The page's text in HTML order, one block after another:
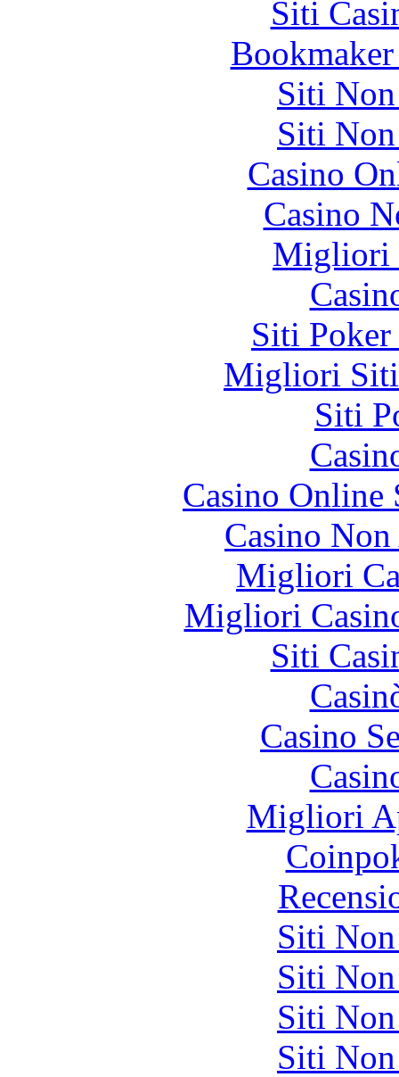
Siti
Siti
Siti
Casino
Casino
Migliori
Siti
Migliori Siti
Siti
Casino
Casino
Migliori
Migliori
Siti
Casino
Migliori
Siti
Siti
Siti
Siti